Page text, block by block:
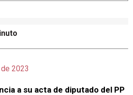
2023
a su acta de diputado del PP